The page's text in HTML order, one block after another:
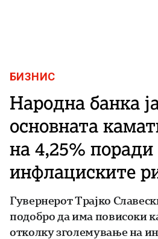
БИЗНИС
Народна банка
основната
на 4,25% поради
инфлациските
Гувернерот Трајко
подобро да има повисоки
отколку зголемување на